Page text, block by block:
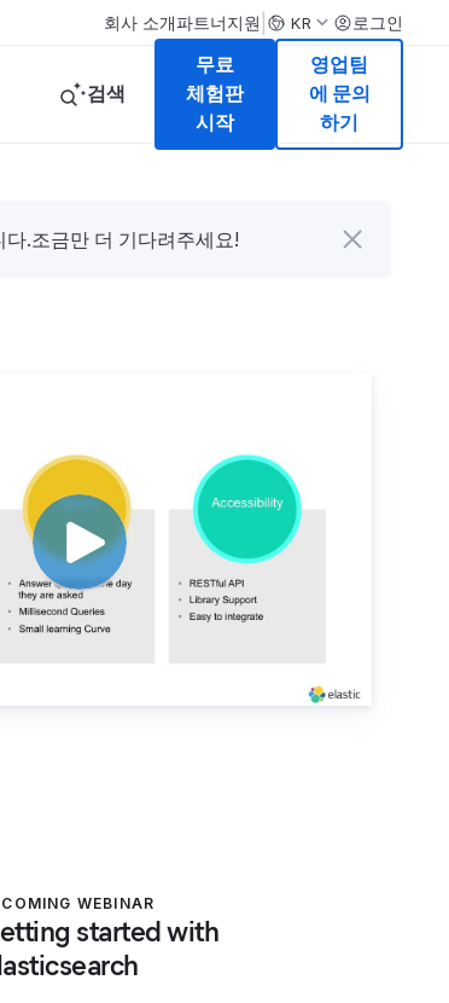
회사 소개파트너지원 KR 로그인
검색
무료
체험판
시작
영업팀
에 문의
하기
.조금만 더 기다려주세요!
WEBINAR
started with